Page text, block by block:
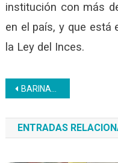
institución con más
en el país, y que está
la Ley del Inces.
Navegación
de
entradas
BARINAS | Inces recibió a la ministra de Educación Yelitze Santaella
ENTRADAS